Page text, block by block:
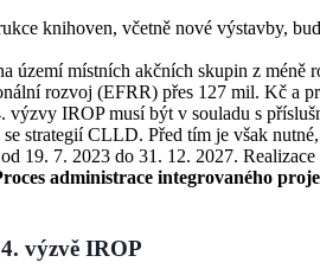
knihoven, včetně nové výstavby,
území místních akčních skupin z
rozvoj (EFRR) přes 127 mil. Kč a
výzvy IROP musí být v souladu s
strategií CLLD. Před tím je však
19. 7. 2023 do 31. 12. 2027.
administrace integrovaného
výzvě IROP